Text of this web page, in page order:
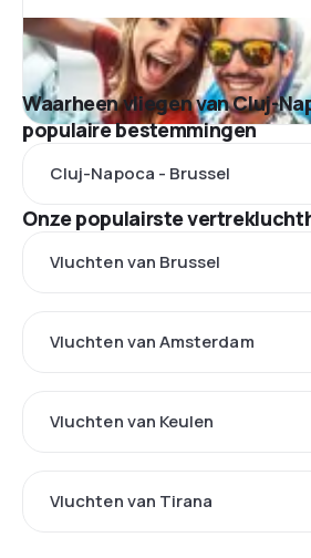
Waarheen vliegen van Cluj-
populaire bestemmingen
Cluj-Napoca - Brussel
Onze populairste
Vluchten van Brussel
Vluchten van Amsterdam
Vluchten van Keulen
Vluchten van Tirana